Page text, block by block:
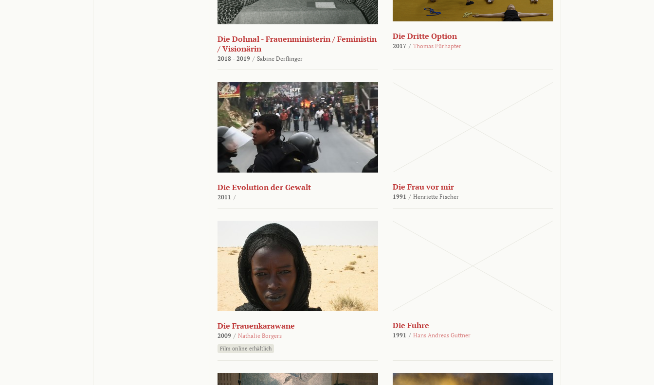
Die Dohnal - Frauenministerin / Feministin
/ Visionärin
2018 - 2019 / Sabine Derflinger
Die Dritte Option
2017 / Thomas Fürhapter
Die Evolution der Gewalt
2011 /
Die Frau vor mir
1991 / Henriette Fischer
Die Frauenkarawane
2009 / Nathalie Borgers
Film online erhältlich
Die Fuhre
1991 / Hans Andreas Guttner